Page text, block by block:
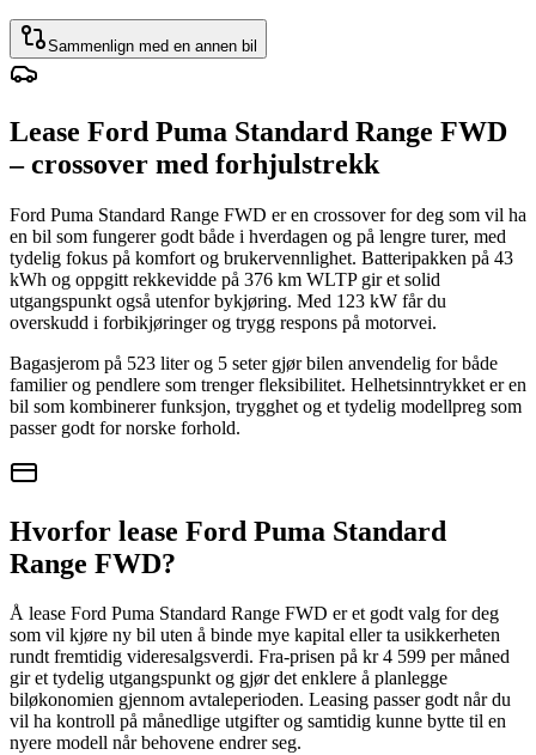
Sammenlign med en annen bil
Lease Ford Puma Standard Range FWD
– crossover med forhjulstrekk
Ford Puma Standard Range FWD er en crossover for deg som vil ha
en bil som fungerer godt både i hverdagen og på lengre turer, med
tydelig fokus på komfort og brukervennlighet. Batteripakken på 43
kWh og oppgitt rekkevidde på 376 km WLTP gir et solid
utgangspunkt også utenfor bykjøring. Med 123 kW får du
overskudd i forbikjøringer og trygg respons på motorvei.
Bagasjerom på 523 liter og 5 seter gjør bilen anvendelig for både
familier og pendlere som trenger fleksibilitet. Helhetsinntrykket er en
bil som kombinerer funksjon, trygghet og et tydelig modellpreg som
passer godt for norske forhold.
Hvorfor lease Ford Puma Standard
Range FWD?
Å lease Ford Puma Standard Range FWD er et godt valg for deg
som vil kjøre ny bil uten å binde mye kapital eller ta usikkerheten
rundt fremtidig videresalgsverdi. Fra-prisen på kr 4 599 per måned
gir et tydelig utgangspunkt og gjør det enklere å planlegge
biløkonomien gjennom avtaleperioden. Leasing passer godt når du
vil ha kontroll på månedlige utgifter og samtidig kunne bytte til en
nyere modell når behovene endrer seg.